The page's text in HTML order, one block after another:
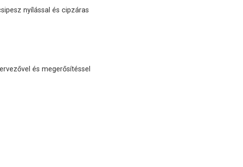
nyílással és cipzáras
és megerősítéssel